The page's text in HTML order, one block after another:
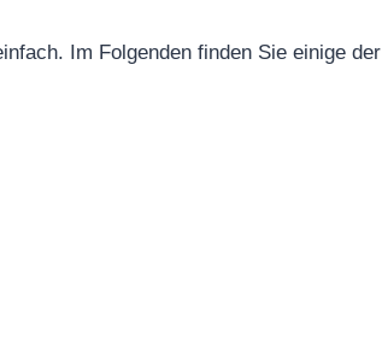
Im Folgenden finden Sie einige der